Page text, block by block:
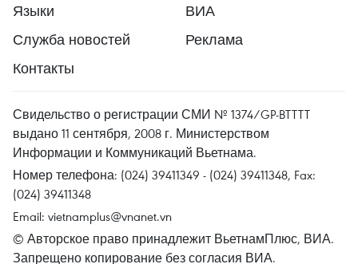
Языки
ВИА
Служба новостей
Реклама
Контакты
Свидельство о регистрации СМИ № 1374/GP-BTTTT
выдано 11 сентября, 2008 г. Министерством
Информации и Коммуникаций Вьетнама.
Номер телефона: (024) 39411349 - (024) 39411348, Fax:
(024) 39411348
Email: vietnamplus@vnanet.vn
© Авторское право принадлежит ВьетнамПлюс, ВИА.
Запрещено копирование без согласия ВИА.